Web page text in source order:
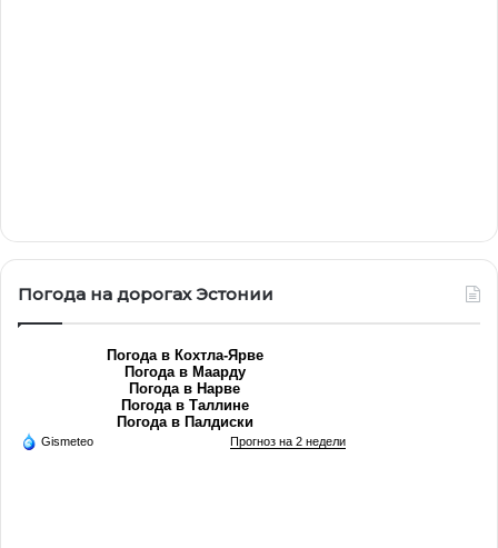
Погода на дорогах Эстонии
Погода в Кохтла-Ярве
Погода в Маарду
Погода в Нарве
Погода в Таллине
Погода в Палдиски
Gismeteo Прогноз на 2 недели